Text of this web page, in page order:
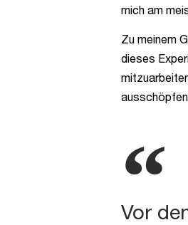
mich am
Zu meinem
dieses
Vor